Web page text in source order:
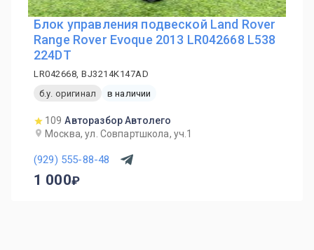
Блок управления подвеской Land Rover
Range Rover Evoque 2013 LR042668 L538
224DT
LR042668, BJ3214K147AD
б.у. оригинал
в наличии
109 Авторазбор Автолего
Москва, ул. Совпартшкола, уч.1
(929) 555-88-48
1 000